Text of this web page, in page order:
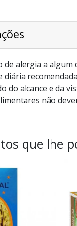
de alergia a
diária
do alcance e da
não
que lhe